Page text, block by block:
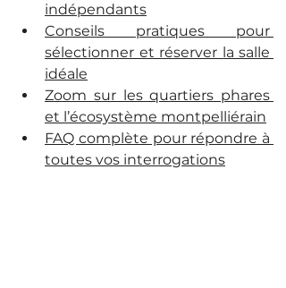
indépendants
Conseils pratiques pour
sélectionner et réserver la salle
idéale
Zoom sur les quartiers phares
et l’écosystème montpelliérain
FAQ complète pour répondre à
toutes vos interrogations